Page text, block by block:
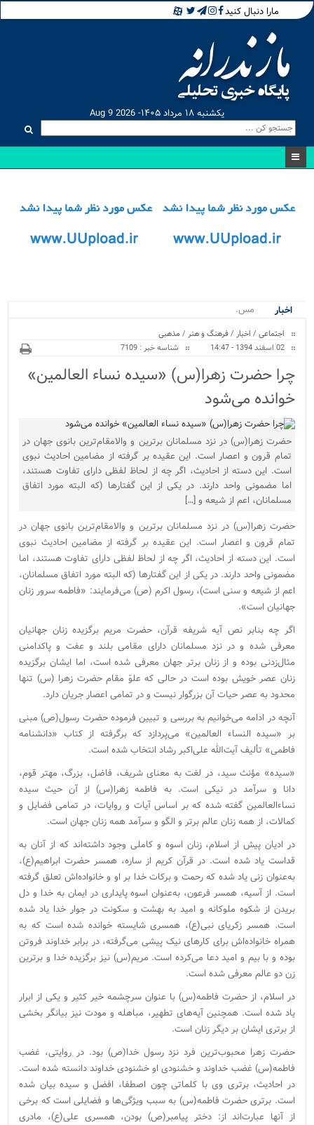
مارا دنبال کنید
یکشنبه ۱۸ مرداد ۱۴۰۵- Aug 9 2026
اخبار
مسابقات کر.
اجتماعی / اخبار /فرهنگ و هنر / مذهبی
02 اسفند 1394 - 14:47
شناسه خبر : 7109
چرا حضرت زهرا(س) «سیده نساء العالمین»
خوانده می‌شود
حضرت زهرا(س) در نزد مسلمانان برترین و والامقام‌ترین بانوی جهان در
تمام قرون و اعصار است. این عقیده بر گرفته از مضامین احادیث نبوی
است. این دسته از احادیث، اگر چه از لحاظ لفظی دارای تفاوت هستند،
اما مضمونی واحد دارند. در یکی از این گفتارها (که البته مورد اتفاق
مسلمانان، اعم از شیعه و […]
حضرت زهرا(س) در نزد مسلمانان برترین و والامقام‌ترین بانوی جهان در
تمام قرون و اعصار است. این عقیده بر گرفته از مضامین احادیث نبوی
است. این دسته از احادیث، اگر چه از لحاظ لفظی دارای تفاوت هستند، اما
مضمونی واحد دارند. در یکی از این گفتارها (که البته مورد اتفاق مسلمانان،
اعم از شیعه و سنی است)، رسول اکرم (ص) می‌فرمایند: «فاطمه سرور زنان
جهانیان است».
اگر چه بنابر نص آیه شریفه قرآن، حضرت مریم برگزیده زنان جهانیان
معرفی شده و در نزد مسلمانان دارای مقامی بلند و عفت و پاکدامنی
مثال‌زدنی بوده و از زنان برتر جهان معرفی شده است، اما ایشان برگزیده‌
زنان عصر خویش بوده است در حالی که علوّ مقام حضرت زهرا (س) تنها
محدود به عصر حیات آن بزرگوار نیست و در تمامی اعصار جریان دارد.
آنچه در ادامه می‌خوانیم به بررسی و تبیین فرموده حضرت رسول(ص) مبنی
بر «سیده النساء العالمین» می‌پردازد که برگرفته از کتاب «دانشنامه
فاطمی» تألیف آیت‌الله علی‌اکبر رشاد انتخاب شده است.
«سیده» مؤنث سید، در لغت به معنای شریف، فاضل، بزرگ، مهتر قوم،
دانا و سرآمد در نیکی است. به فاطمه زهرا(س) از آن حیث سیده
نساءالعالمین گفته شده که بر اساس آیات و روایات، در تمامی فضایل و
کمالات، از همه زنان عالم برتر و الگو و سرآمد همه زنان جهان است.
در ادیان پیش از اسلام، زنان اسوه و کاملی وجود داشته‌اند که از آنان به
قداست یاد شده است. در قرآن کریم از ساره، همسر حضرت ابراهیم(ع)،
به‌عنوان زنی یاد شده که رحمت و برکات خدا بر او و خانواده‌اش تعلق گرفته
است. از آسیه، همسر فرعون، به‌عنوان اسوه پایداری در ایمان به خدا و دل
بریدن از شکوه ملوکانه و امید به بهشت و سکونت در جوار خدا یاد شده
است. همسر زکریای نبی(ع)، همسری شایسته خوانده شده است که به
همراه خانواده‌اش برای کارهای نیک پیشی می‌گرفته، در برابر خداوند فروتن
بوده و با بیم و امید دعا می‌کرده است. مریم(س) نیز برگزیده خدا و برترین
زن دو عالم معرفی شده است.
در اسلام، از حضرت فاطمه(س) با عنوان سرچشمه خیر کثیر و یکی از ابرار
یاد شده است. همچنین آیه‌های تطهیر، مباهله و مودت نیز بیانگر بخشی
از برتری ایشان بر دیگر زنان است.
حضرت زهرا محبوب‌ترین فرد نزد رسول خدا(ص) بود. در روایتی، غضب
فاطمه(س) غضب خداوند و خشنودی او خشنودی خداوند دانسته شده است.
در احادیث، برتری وی با کلماتی چون اصطفا، افضل و سیده بیان شده
است. برتری حضرت فاطمه(س) به سبب ویژگی‌ها و فضایلی است که برخی
از آنها عبارت‌اند از: دختر پیامبر(ص) بودن، همسری علی(ع)، مادری